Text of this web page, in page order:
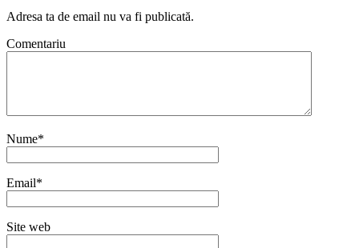
Adresa ta de email nu va fi publicată.
Comentariu
Nume*
Email*
Site web